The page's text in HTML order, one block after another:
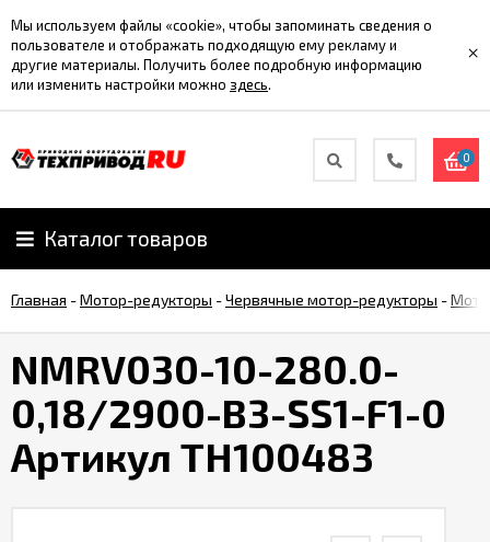
Мы используем файлы «cookie», чтобы запоминать сведения о
пользователе и отображать подходящую ему рекламу и
другие материалы. Получить более подробную информацию
или изменить настройки можно здесь.
×
0
Каталог товаров
Главная -Мотор-редукторы -Червячные мотор-редукторы -
NMRV030-10-280.0-
0,18/2900-B3-SS1-F1-0
Артикул TH100483